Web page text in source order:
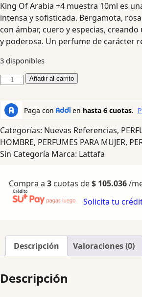
King Of Arabia +4 muestra 10ml es
intensa y sofisticada. Bergamota,
con ámbar, cuero y especias, creando
y poderosa. Un perfume de carácter
3 disponibles
Añadir al carrito
Categorías: Nuevas Referencias,
HOMBRE, PERFUMES PARA MUJER,
Sin Categoría Marca: Lattafa
Compra a 3 cuotas de$ 105.036/
Solicita tu
Descripción Valoraciones (0)
Descripción